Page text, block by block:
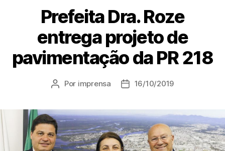
Prefeita Dra. Roze
entrega projeto de
pavimentação da PR 218
Autor
Por imprensa
Data16/10/2019